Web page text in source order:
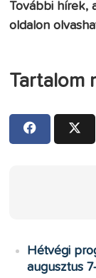
További hírek,
oldalon
Tartalom
Hétvégi
augusztus